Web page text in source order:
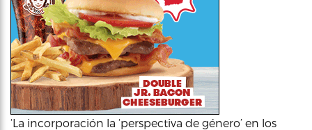
‘La incorporación la ‘perspectiva de género’ en los